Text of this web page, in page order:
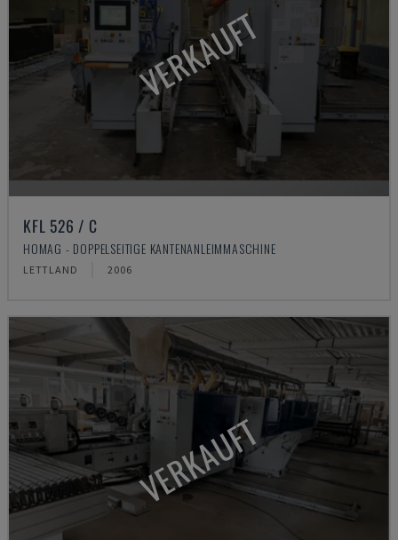
VERKAUFT
KFL 526 / C
HOMAG - DOPPELSEITIGE KANTENANLEIMMASCHINE
LETTLAND 2006
VERKAUFT